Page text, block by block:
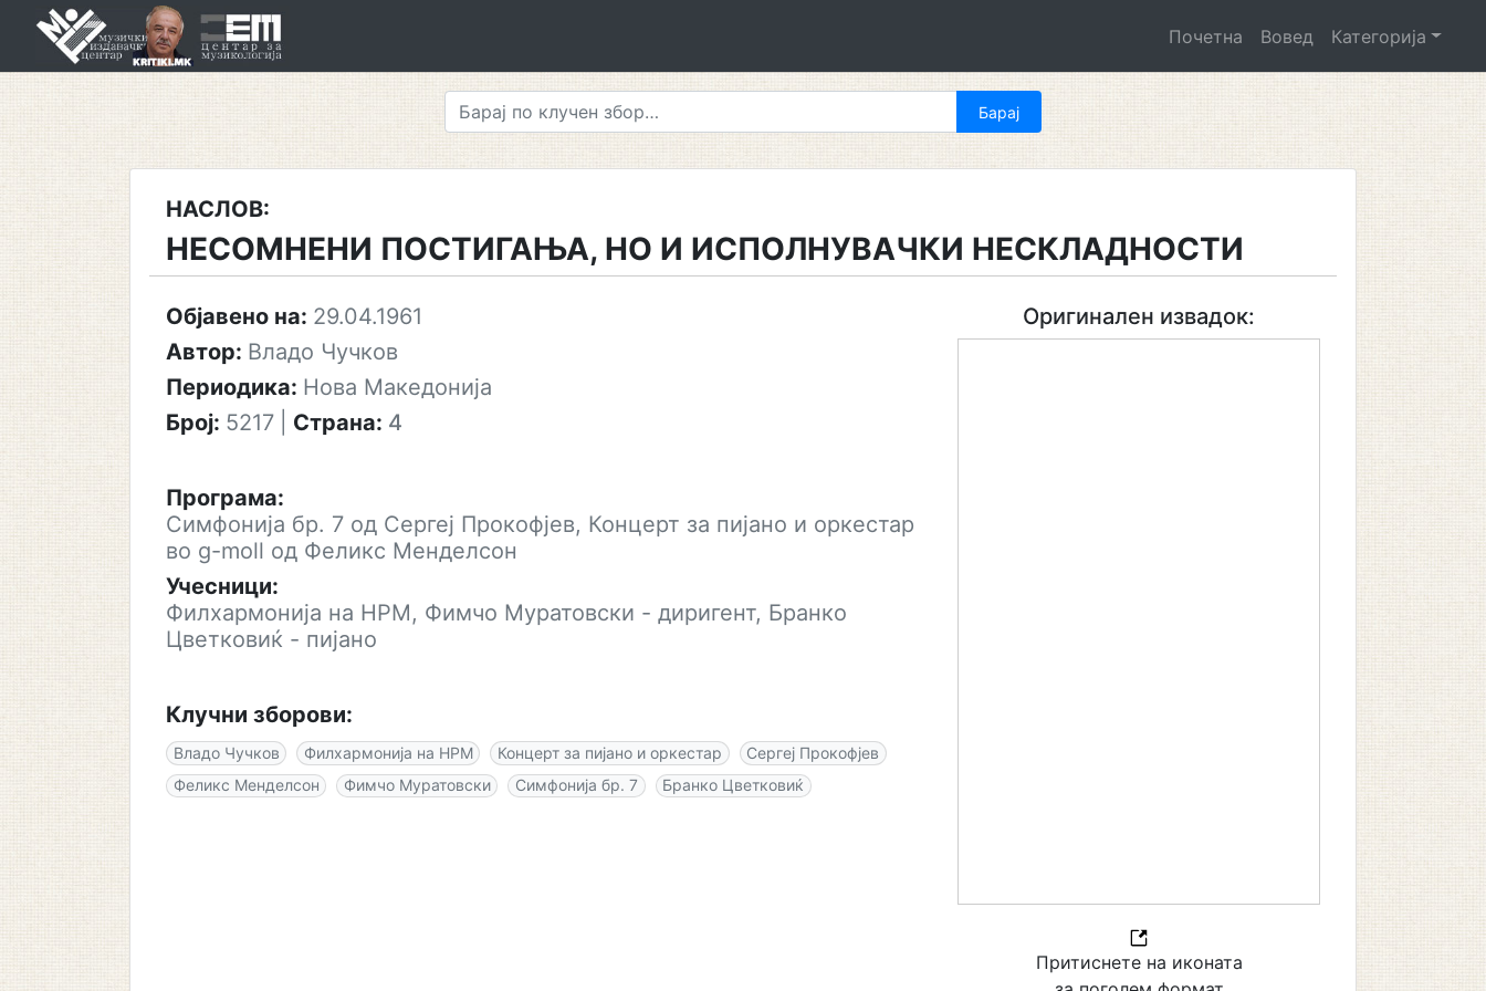
Почетна Вовед Категорија
НАСЛОВ:
НЕСОМНЕНИ ПОСТИГАЊА, НО И ИСПОЛНУВАЧКИ НЕСКЛАДНОСТИ
Објавено на: 29.04.1961
Автор: Владо Чучков
Периодика: Нова Македонија
Број: 5217 Страна: 4
Програма:
Симфонија бр. 7 од Сергеј Прокофјев, Концерт за пијано и оркестар
во g-moll од Феликс Менделсон
Учесници:
Филхармонија на НРМ, Фимчо Муратовски - диригент, Бранко
Цветковиќ - пијано
Клучни зборови:
Владо Чучков Филхармонија на НРМ Концерт за пијано и оркестар
Сергеј Прокофјев
Феликс Менделсон
Фимчо Муратовски Симфонија бр. 7 Бранко Цветковиќ
Оригинален извадок:
Притиснете на иконата